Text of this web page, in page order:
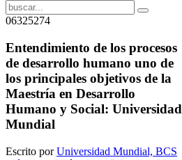
06325274
Entendimiento de los procesos
de desarrollo humano uno de
los principales objetivos de la
Maestría en Desarrollo
Humano y Social: Universidad
Mundial
Escrito porUniversidad Mundial, BCS